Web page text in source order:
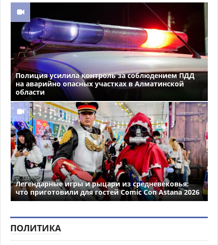
Полиция усилила контроль за соблюдением ПДД
на аварийно опасных участках в Алматинской
области
Легендарные игры и рыцари из средневековья:
что приготовили для гостей Comic Con Astana 2026
ПОЛИТИКА